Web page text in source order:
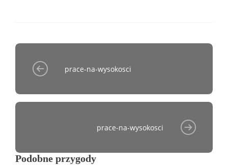
prace-na-wysokosci
prace-na-wysokosci
Podobne przygody